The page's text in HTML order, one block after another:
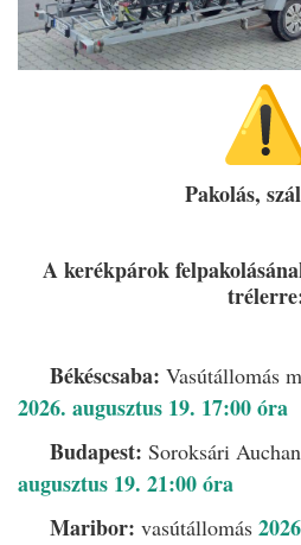
Pakolás,
A kerékpárok
Békéscsaba: Vasútállomás
2026. augusztus 19. 17:00 óra
Budapest: Soroksári
augusztus 19. 21:00 óra
Maribor: vasútállomás